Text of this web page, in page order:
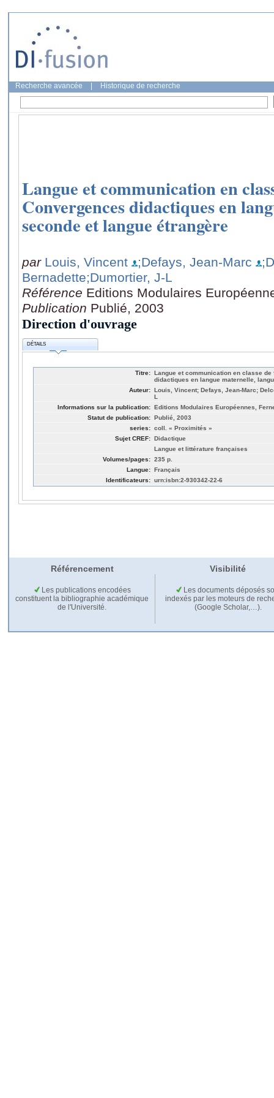
Recherche avancée Historique de recherche
Langue et communication en
Convergences didactiques en
seconde et langue étrangère
par Louis, Vincent ;Defays, Jean-Marc
Bernadette;Dumortier, J-L
Référence Editions Modulaires
Publication Publié, 2003
Direction d'ouvrage
DÉTAILS
Titre: Langue et communication en classe
didactiques en langue maternelle,
Auteur: Louis, Vincent; Defays, Jean-Marc;
L
Informations sur la publication: Editions Modulaires Européennes,
Statut de publication: Publié, 2003
series: coll. « Proximités »
Sujet CREF: Didactique
Langue et littérature françaises
Volumes/pages: 235 p.
Langue: Français
Identificateurs: urn:isbn:2-930342-22-6
Référencement Visibilité
Les publications encodées
constituent la bibliographie académique
de l'Université.
Les documents déposés
indexés par les moteurs de
(Google Scholar,…).